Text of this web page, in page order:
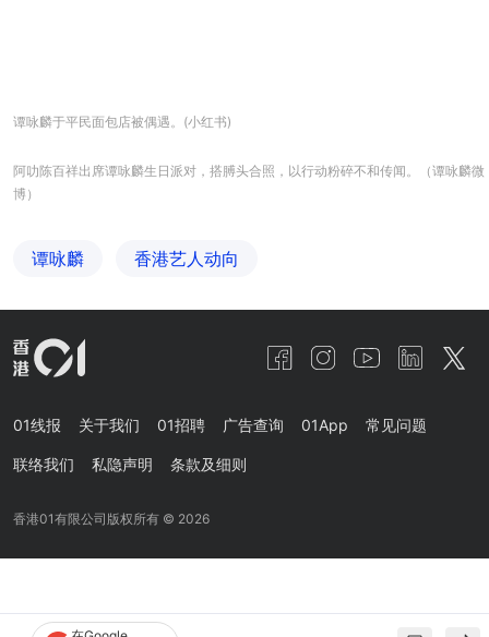
谭咏麟于平民面包店被偶遇。(小红书)
阿叻陈百祥出席谭咏麟生日派对，搭膊头合照，以行动粉碎不和传闻。（谭咏麟微
博）
谭咏麟 香港艺人动向
01线报 关于我们 01招聘 广告查询 01App 常见问题
联络我们 私隐声明 条款及细则
香港01有限公司版权所有 © 2026